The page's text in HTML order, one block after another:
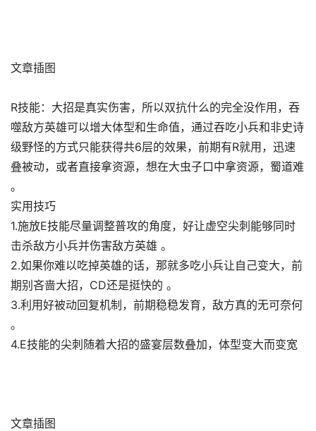
文章插图
R技能：大招是真实伤害，所以双抗什么的完全没作用，吞
噬敌方英雄可以增大体型和生命值，通过吞吃小兵和非史诗
级野怪的方式只能获得共6层的效果，前期有R就用，迅速
叠被动，或者直接拿资源，想在大虫子口中拿资源，蜀道难
。
实用技巧
1.施放E技能尽量调整普攻的角度，好让虚空尖刺能够同时
击杀敌方小兵并伤害敌方英雄 。
2.如果你难以吃掉英雄的话，那就多吃小兵让自己变大，前
期别吝啬大招，CD还是挺快的 。
3.利用好被动回复机制，前期稳稳发育，敌方真的无可奈何
。
4.E技能的尖刺随着大招的盛宴层数叠加，体型变大而变宽
文章插图